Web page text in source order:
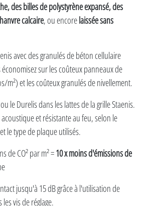
des billes de polystyrène expansé, des
calcaire, ou encorelaissée sans
avec des granulés de béton cellulaire
économisez sur les coûteux panneaux de
m²) et les coûteux granulés de nivellement.
le Durelis dans les lattes de la grille Staenis.
et résistante au feu, selon le
le type de plaque utilisés.
de CO² par m² =10 x moins d'émissions de
jusqu'à 15 dB grâce à l'utilisation de
vis de réglage.